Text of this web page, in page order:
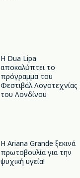
Η Dua Lipa
αποκαλύπτει το
πρόγραμμα του
Φεστιβάλ Λογοτεχνίας
του Λονδίνου
Η Ariana Grande ξεκινά
πρωτοβουλία για την
ψυχική υγεία!